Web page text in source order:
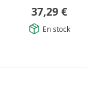
37,29 €
En stock